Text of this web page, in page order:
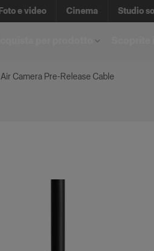
Foto e video Cinema Studio
Air Camera Pre-Release Cable